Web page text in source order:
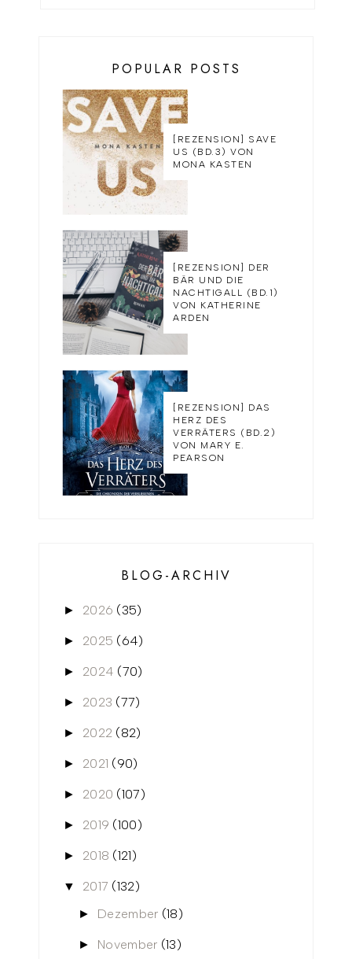
POPULAR POSTS
[REZENSION] SAVE
US (BD.3) VON
MONA KASTEN
[REZENSION] DER
BÄR UND DIE
NACHTIGALL (BD.1)
VON KATHERINE
ARDEN
[REZENSION] DAS
HERZ DES
VERRÄTERS (BD.2)
VON MARY E.
PEARSON
BLOG-ARCHIV
► 2026 (35)
► 2025 (64)
► 2024 (70)
► 2023 (77)
► 2022 (82)
► 2021 (90)
► 2020 (107)
► 2019 (100)
► 2018 (121)
▼ 2017 (132)
► Dezember (18)
► November (13)